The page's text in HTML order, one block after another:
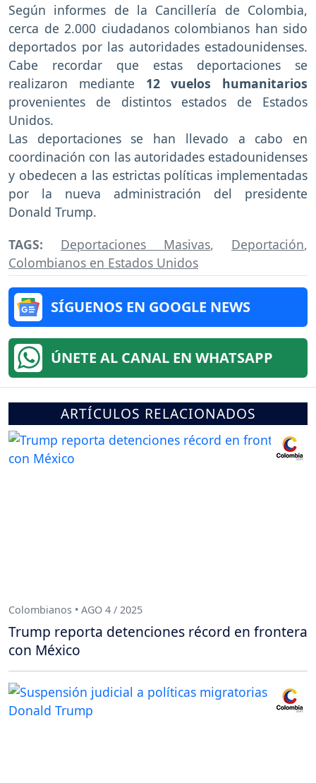
Según informes de la Cancillería de Colombia,
cerca de 2.000 ciudadanos colombianos han sido
deportados por las autoridades estadounidenses.
Cabe recordar que estas deportaciones se
realizaron mediante 12 vuelos humanitarios
provenientes de distintos estados de Estados
Unidos.
Las deportaciones se han llevado a cabo en
coordinación con las autoridades estadounidenses
y obedecen a las estrictas políticas implementadas
por la nueva administración del presidente
Donald Trump.
TAGS: Deportaciones Masivas, Deportación,
Colombianos en Estados Unidos
SÍGUENOS EN GOOGLE NEWS
ÚNETE AL CANAL EN WHATSAPP
ARTÍCULOS RELACIONADOS
Colombianos • AGO 4 / 2025
Trump reporta detenciones récord en frontera
con México